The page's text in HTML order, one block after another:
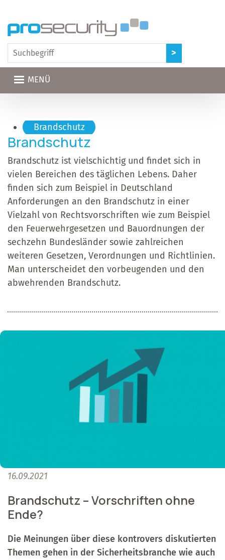
MENÜ
Hauptnavigation
Brandschutz
Brandschutz
Brandschutz ist vielschichtig und findet sich in
vielen Bereichen des täglichen Lebens. Daher
finden sich zum Beispiel in Deutschland
Anforderungen an den Brandschutz in einer
Vielzahl von Rechtsvorschriften wie zum Beispiel
den Feuerwehrgesetzen und Bauordnungen der
sechzehn Bundesländer sowie zahlreichen
weiteren Gesetzen, Verordnungen und Richtlinien.
Man unterscheidet den vorbeugenden und den
abwehrenden Brandschutz.
16.09.2021
Brandschutz – Vorschriften ohne
Ende?
Die Meinungen über diese kontrovers diskutierten
Themen gehen in der Sicherheitsbranche wie auch